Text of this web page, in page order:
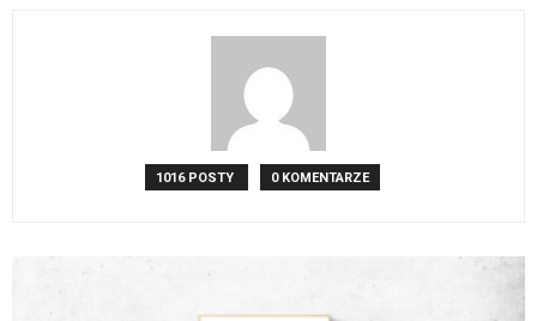
1016 POSTY 0 KOMENTARZE